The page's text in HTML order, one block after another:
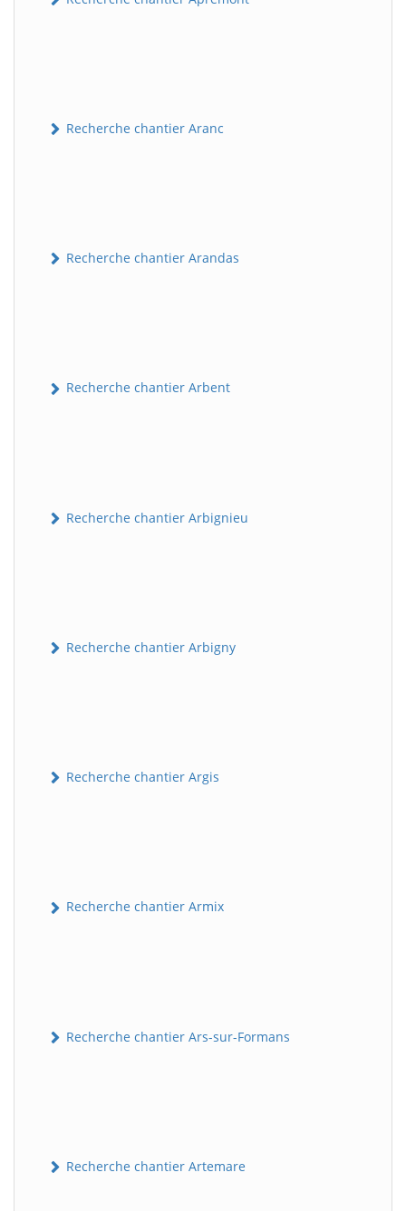
Recherche chantier Aranc
Recherche chantier Arandas
Recherche chantier Arbent
Recherche chantier Arbignieu
Recherche chantier Arbigny
Recherche chantier Argis
Recherche chantier Armix
Recherche chantier Ars-sur-Formans
Recherche chantier Artemare